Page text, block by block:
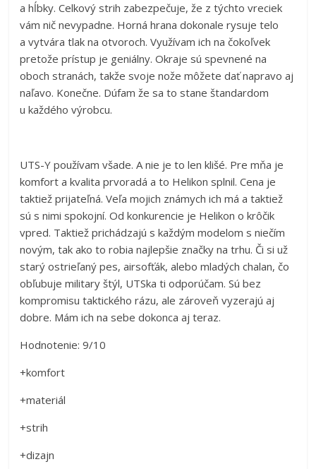
a hĺbky. Celkový strih zabezpečuje, že z týchto vreciek
vám nič nevypadne. Horná hrana dokonale rysuje telo
a vytvára tlak na otvoroch. Využívam ich na čokoľvek
pretože prístup je geniálny. Okraje sú spevnené na
oboch stranách, takže svoje nože môžete dať napravo aj
naľavo. Konečne. Dúfam že sa to stane štandardom
u každého výrobcu.
UTS-Y používam všade. A nie je to len klišé. Pre mňa je
komfort a kvalita prvoradá a to Helikon splnil. Cena je
taktiež prijateľná. Veľa mojich známych ich má a taktiež
sú s nimi spokojní. Od konkurencie je Helikon o krôčik
vpred. Taktiež prichádzajú s každým modelom s niečím
novým, tak ako to robia najlepšie značky na trhu. Či si už
starý ostrieľaný pes, airsofťák, alebo mladých chalan, čo
obľubuje military štýl, UTSka ti odporúčam. Sú bez
kompromisu taktického rázu, ale zároveň vyzerajú aj
dobre. Mám ich na sebe dokonca aj teraz.
Hodnotenie: 9/10
+komfort
+materiál
+strih
+dizajn